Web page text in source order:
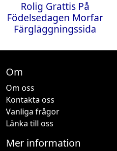
Rolig Grattis På
Födelsedagen Morfar
Färgläggningssida
Om
Om oss
Kontakta oss
Vanliga frågor
Länka till oss
Mer information